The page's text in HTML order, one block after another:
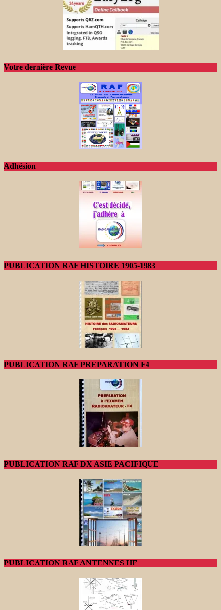
Votre dernière Revue
Adhésion
PUBLICATION RAF HISTOIRE 1905-1983
PUBLICATION RAF PREPARATION F4
PUBLICATION RAF DX ASIE PACIFIQUE
PUBLICATION RAF ANTENNES HF